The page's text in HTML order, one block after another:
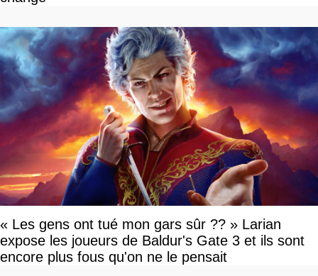
« Les gens ont tué mon gars sûr ?? » Larian
expose les joueurs de Baldur's Gate 3 et ils sont
encore plus fous qu'on ne le pensait